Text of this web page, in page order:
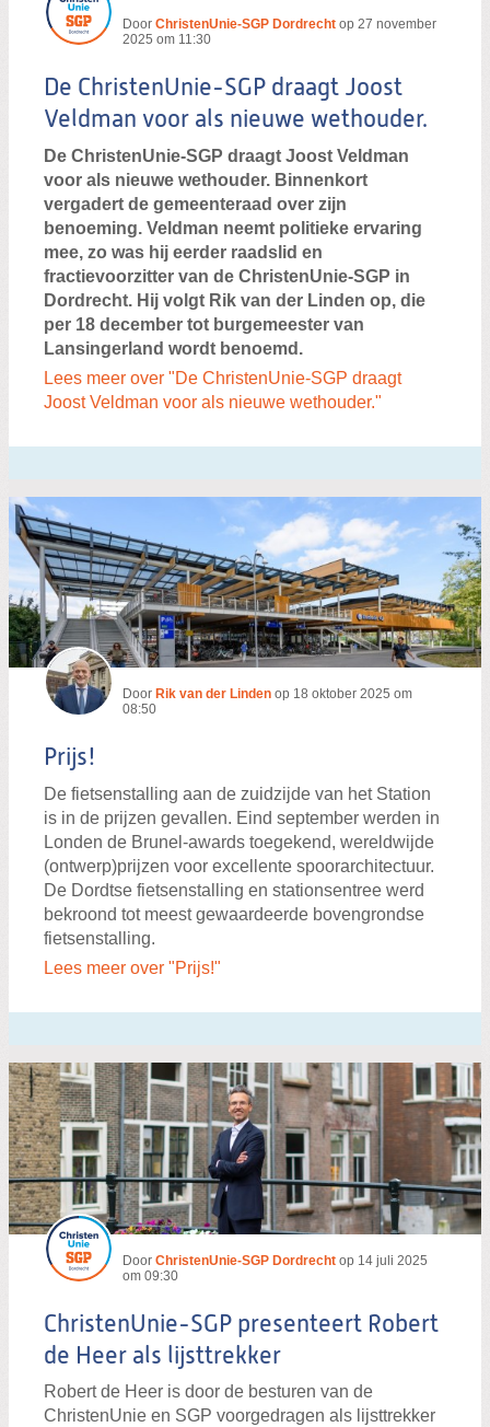
Door ChristenUnie-SGP Dordrecht op 27 november
2025 om 11:30
De ChristenUnie-SGP draagt Joost
Veldman voor als nieuwe wethouder.
De ChristenUnie-SGP draagt Joost Veldman
voor als nieuwe wethouder. Binnenkort
vergadert de gemeenteraad over zijn
benoeming. Veldman neemt politieke ervaring
mee, zo was hij eerder raadslid en
fractievoorzitter van de ChristenUnie-SGP in
Dordrecht. Hij volgt Rik van der Linden op, die
per 18 december tot burgemeester van
Lansingerland wordt benoemd.
Lees meer over "De ChristenUnie-SGP draagt
Joost Veldman voor als nieuwe wethouder."
Door Rik van der Linden op 18 oktober 2025 om
08:50
Prijs!
De fietsenstalling aan de zuidzijde van het Station
is in de prijzen gevallen. Eind september werden in
Londen de Brunel-awards toegekend, wereldwijde
(ontwerp)prijzen voor excellente spoorarchitectuur.
De Dordtse fietsenstalling en stationsentree werd
bekroond tot meest gewaardeerde bovengrondse
fietsenstalling.
Lees meer over "Prijs!"
Door ChristenUnie-SGP Dordrecht op 14 juli 2025
om 09:30
ChristenUnie-SGP presenteert Robert
de Heer als lijsttrekker
Robert de Heer is door de besturen van de
ChristenUnie en SGP voorgedragen als lijsttrekker